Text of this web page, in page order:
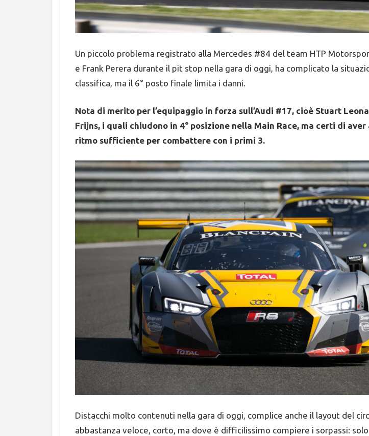
Un piccolo problema registrato alla Mercedes #84 del team HTP
e Frank Perera durante il pit stop nella gara di oggi, ha complicato la
classifica, ma il 6° posto finale limita i danni.
Nota di merito per l’equipaggio in forza sull’Audi #17, cioè Stuart
Frijns, i quali chiudono in 4° posizione nella Main Race, ma certi di aver
ritmo sufficiente per combattere con i primi 3.
Distacchi molto contenuti nella gara di oggi, complice anche il layout del
abbastanza veloce, corto, ma dove è difficilissimo compiere i sorpassi: